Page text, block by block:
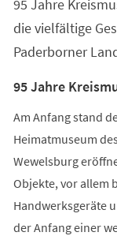
95 Jahre
die vielfältige
Paderborner
95 Jahre
Am Anfang stand
Heimatmuseum
Wewelsburg
Objekte, vor allem
Handwerksgeräte
der Anfang einer